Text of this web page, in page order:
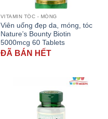
VITAMIN TÓC - MÓNG
Viên uống đẹp da, móng, tóc
Nature’s Bounty Biotin
5000mcg 60 Tablets
ĐÃ BÁN HẾT